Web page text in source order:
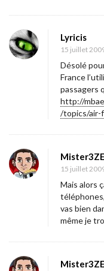
Lyricis
15 juillet
Désolé
France
passagers
http://
/topics/air-
Mister3ZE
15 juillet
Mais alors
vas bien
même je
Mister3ZE